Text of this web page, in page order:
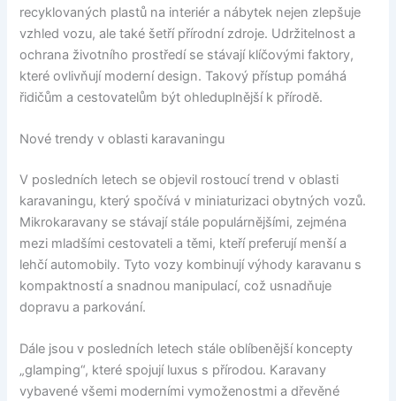
recyklovaných plastů na interiér a nábytek nejen zlepšuje
vzhled vozu, ale také šetří přírodní zdroje. Udržitelnost a
ochrana životního prostředí se stávají klíčovými faktory,
které ovlivňují moderní design. Takový přístup pomáhá
řidičům a cestovatelům být ohleduplnější k přírodě.
Nové trendy v oblasti karavaningu
V posledních letech se objevil rostoucí trend v oblasti
karavaningu, který spočívá v miniaturizaci obytných vozů.
Mikrokaravany se stávají stále populárnějšími, zejména
mezi mladšími cestovateli a těmi, kteří preferují menší a
lehčí automobily. Tyto vozy kombinují výhody karavanu s
kompaktností a snadnou manipulací, což usnadňuje
dopravu a parkování.
Dále jsou v posledních letech stále oblíbenější koncepty
„glamping“, které spojují luxus s přírodou. Karavany
vybavené všemi moderními vymoženostmi a dřevěné